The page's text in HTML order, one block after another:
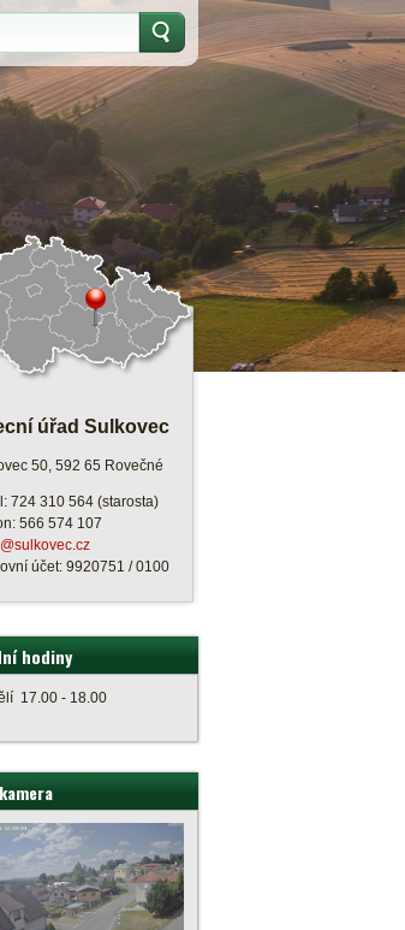
úřad Sulkovec
50, 592 65 Rovečné
724 310 564 (starosta)
566 574 107
účet: 9920751 / 0100
hodiny
17.00 - 18.00